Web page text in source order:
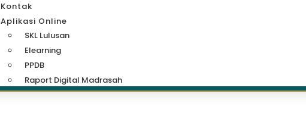
Kontak
Aplikasi Online
SKL Lulusan
Elearning
PPDB
Raport Digital Madrasah